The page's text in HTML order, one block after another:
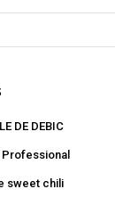
DE DEBIC
sweet chili